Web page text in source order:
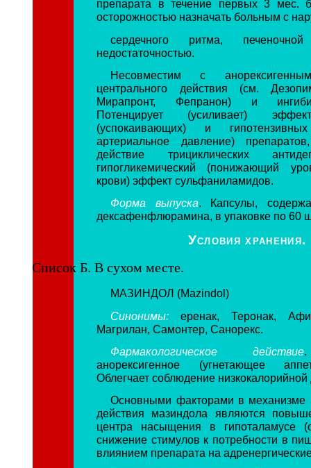
препарата в течение первых 3 мес.
осторожностью назначать больным с
сердечного ритма,
недостаточностью.
Несовместим с
центрального действия (см.
Мирапронт, Фепранон) и
Потенцирует (усиливает)
(успокаивающих) и
артериальное давление)
действие трициклических
гипогликемический (понижающий
крови) эффект сульфаниламидов.
Форма выпуска. Капсулы,
дексафенфлюрамина, в упаковке по 60
Условия хранения.
Список Б. В сухом месте.
МАЗИНДОЛ (Mazindol)
Синонимы: еренак, Теронак,
Магрилан, Самонтер, Санорекс.
Фармакологическое действие
анорексигенное (угнетающее
Облегчает соблюдение низкокалорийной
Основными факторами в механизме
действия мазиндола являются
центра насыщения в гипоталамусе
снижение стимулов к потребности в
влиянием препарата на